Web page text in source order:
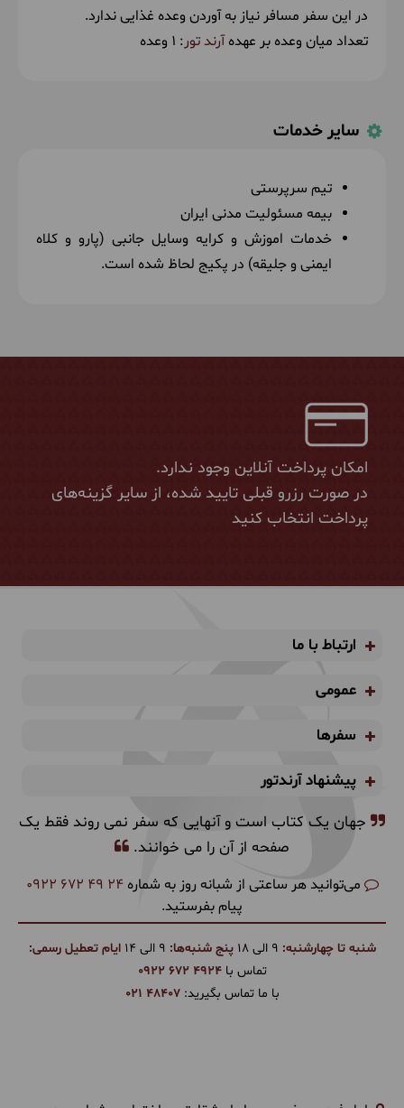
در این سفر مسافر نیاز به آوردن وعده غذایی ندارد.
تعداد میان وعده بر عهدهآرند تور: 1 وعده
سایر خدمات
تیم سرپرستی
بیمه مسئولیت مدنی ایران
خدمات اموزش و کرایه وسایل جانبی (پارو و کلاه
ایمنی و جلیقه) در پکیج لحاظ شده است.
امکان پرداخت آنلاین وجود ندارد.
در صورت رزرو قبلی تایید شده، از سایر گزینه‌های
پرداخت انتخاب کنید
ارتباط با ما
عمومی
سفرها
پیشنهاد آرندتور
جهان یک کتاب است و آنهایی که سفر نمی روند فقط یک
صفحه از آن را می خوانند.
می‌توانید هر ساعتی از شبانه روز به شماره 0922 672 49 24
پیام بفرستید.
شنبه تا چهارشنبه: پنج شنبه‌ها:
ایام تعطیل رسمی:
تماس با0922 672 4924
با ما تماس بگیرید:021 48407